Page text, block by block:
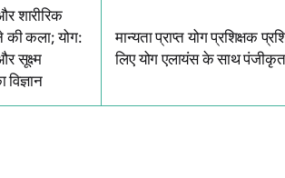
शारीरिक
की कला; योग:
सूक्ष्म
मान्यता प्राप्त योग प्रशिक्षक
लिए योग एलायंस के साथ पंजीकृत